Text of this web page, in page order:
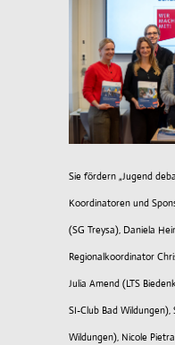
UNSER PROFIL:
FÖRDERUNG
SERVICE
Sie fördern „Jugend
Koordinatoren und
(SG Treysa), Daniela
Regionalkoordinator
Julia Amend (LTS
SI-Club Bad Wildungen),
Wildungen), Nicole